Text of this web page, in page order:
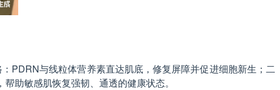
PDRN与线粒体营养素直达肌底，修复屏障并促进细胞新生；二
助敏感肌恢复强韧、通透的健康状态。